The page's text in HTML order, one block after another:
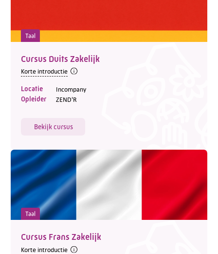
Taal
Cursus Duits Zakelijk
Korte introductie
Locatie Incompany
Opleider ZEND'R
Bekijk cursus
Taal
Cursus Frans Zakelijk
Korte introductie